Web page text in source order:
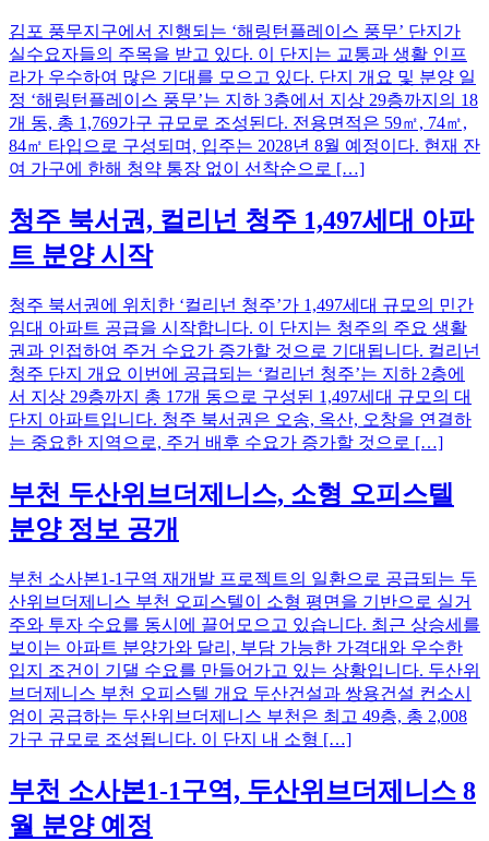
김포 풍무지구에서 진행되는 ‘해링턴플레이스 풍무’ 단지가
실수요자들의 주목을 받고 있다. 이 단지는 교통과 생활 인프
라가 우수하여 많은 기대를 모으고 있다. 단지 개요 및 분양 일
정 ‘해링턴플레이스 풍무’는 지하 3층에서 지상 29층까지의 18
개 동, 총 1,769가구 규모로 조성된다. 전용면적은 59㎡, 74㎡,
84㎡ 타입으로 구성되며, 입주는 2028년 8월 예정이다. 현재 잔
여 가구에 한해 청약 통장 없이 선착순으로 […]
청주 북서권, 컬리넌 청주 1,497세대 아파
트 분양 시작
청주 북서권에 위치한 ‘컬리넌 청주’가 1,497세대 규모의 민간
임대 아파트 공급을 시작합니다. 이 단지는 청주의 주요 생활
권과 인접하여 주거 수요가 증가할 것으로 기대됩니다. 컬리넌
청주 단지 개요 이번에 공급되는 ‘컬리넌 청주’는 지하 2층에
서 지상 29층까지 총 17개 동으로 구성된 1,497세대 규모의 대
단지 아파트입니다. 청주 북서권은 오송, 옥산, 오창을 연결하
는 중요한 지역으로, 주거 배후 수요가 증가할 것으로 […]
부천 두산위브더제니스, 소형 오피스텔
분양 정보 공개
부천 소사본1-1구역 재개발 프로젝트의 일환으로 공급되는 두
산위브더제니스 부천 오피스텔이 소형 평면을 기반으로 실거
주와 투자 수요를 동시에 끌어모으고 있습니다. 최근 상승세를
보이는 아파트 분양가와 달리, 부담 가능한 가격대와 우수한
입지 조건이 기댈 수요를 만들어가고 있는 상황입니다. 두산위
브더제니스 부천 오피스텔 개요 두산건설과 쌍용건설 컨소시
엄이 공급하는 두산위브더제니스 부천은 최고 49층, 총 2,008
가구 규모로 조성됩니다. 이 단지 내 소형 […]
부천 소사본1-1구역, 두산위브더제니스 8
월 분양 예정